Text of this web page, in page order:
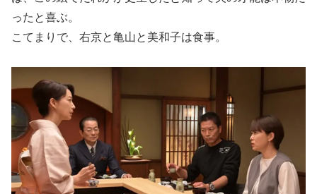
ったと喜ぶ。
こてまりで、右京と亀山と美和子は食事。